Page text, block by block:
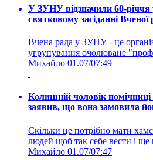
У ЗУНУ відзначили 60-річчя
святковому засіданні
Вчена рада у ЗУНУ - це
угрупування очолюване
Михайло 01.07/07:49
Колишній чоловік
заявив, що вона замовила
Скільки це потрібно мати
людей щоб так себе вести і ще
Михайло 01.07/07:47